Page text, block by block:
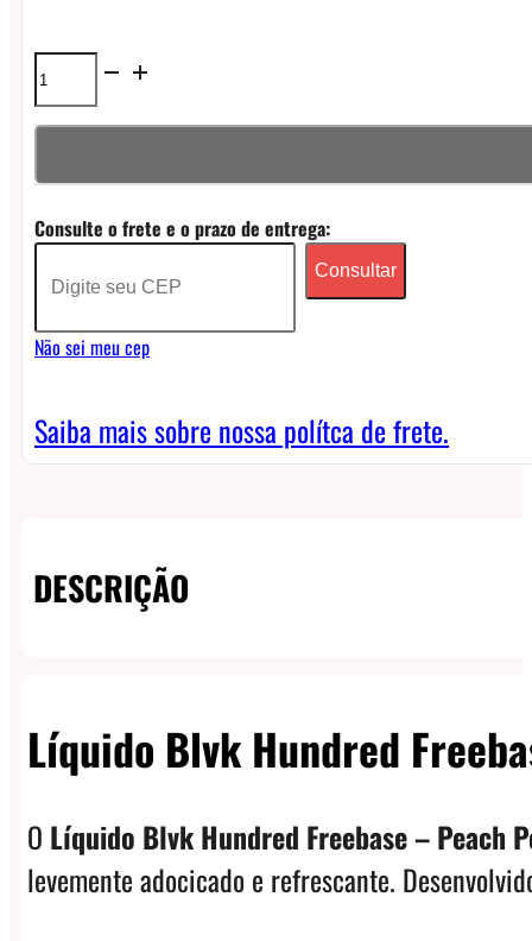
Líquido
Blvk
-
Peach
Pear
quantidade
Consulte o frete e o prazo de entrega:
Consultar
Não sei meu cep
Saiba mais sobre nossa polítca de frete.
DESCRIÇÃO
Líquido Blvk Hundred
O Líquido Blvk Hundred Freebase – Peach
levemente adocicado e refrescante.